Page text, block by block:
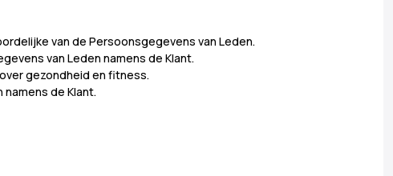
van de Persoonsgegevens van Leden.
van Leden namens de Klant.
gezondheid en fitness.
de Klant.